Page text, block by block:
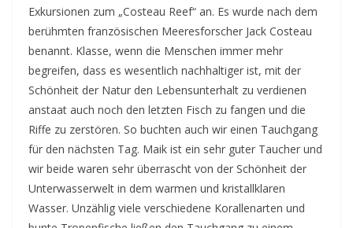
Exkursionen zum „Costeau Reef“ an. Es wurde nach dem
berühmten französischen Meeresforscher Jack Costeau
benannt. Klasse, wenn die Menschen immer mehr
begreifen, dass es wesentlich nachhaltiger ist, mit der
Schönheit der Natur den Lebensunterhalt zu verdienen
anstaat auch noch den letzten Fisch zu fangen und die
Riffe zu zerstören. So buchten auch wir einen Tauchgang
für den nächsten Tag. Maik ist ein sehr guter Taucher und
wir beide waren sehr überrascht von der Schönheit der
Unterwasserwelt in dem warmen und kristallklaren
Wasser. Unzählig viele verschiedene Korallenarten und